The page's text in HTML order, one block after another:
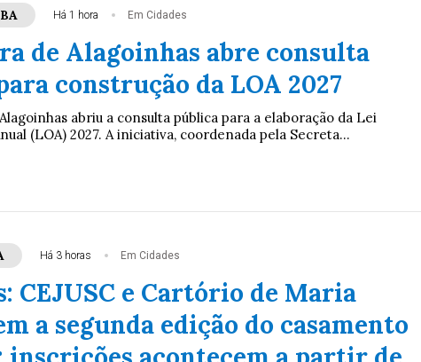
Há 1 hora Em Cidades
de Alagoinhas abre consulta
construção da LOA 2027
abriu a consulta pública para a elaboração da Lei
(LOA) 2027. A iniciativa, coordenada pela Secreta...
Há 3 horas Em Cidades
CEJUSC e Cartório de Maria
a segunda edição do casamento